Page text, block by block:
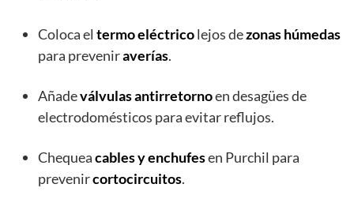
Coloca el termo eléctricolejos dezonas húmedas
para preveniraverías.
Añadeválvulas antirretornoen desagües de
electrodomésticos para evitar reflujos.
Chequeacables y enchufesen Purchil para
prevenircortocircuitos.